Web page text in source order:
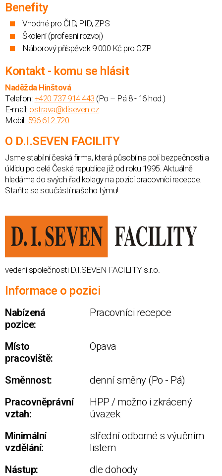
Benefity
Vhodné pro ČID, PID, ZPS
Školení (profesní rozvoj)
Náborový příspěvek 9.000 Kč pro OZP
Kontakt - komu se hlásit
Naděžda Hinštová
Telefon: +420 737 914 443 (Po – Pá 8 - 16 hod.)
E-mail: ostrava@diseven.cz
Mobil: 596 612 720
O D.I.SEVEN FACILITY
Jsme stabilní česká firma, která působí na poli bezpečnosti a
úklidu po celé České republice již od roku 1995. Aktuálně
hledáme do svých řad kolegy na pozici pracovníci recepce.
Staňte se součástí našeho týmu!
vedení společnosti D.I.SEVEN FACILITY s.r.o.
Informace o pozici
Nabízená
pozice:
Pracovníci recepce
Místo
pracoviště:
Opava
Směnnost:
denní směny (Po - Pá)
Pracovněprávní
vztah:
HPP / možno i zkrácený
úvazek
Minimální
vzdělání:
střední odborné s výučním
listem
Nástup:
dle dohody